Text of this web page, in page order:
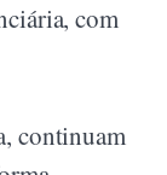
com
continuam